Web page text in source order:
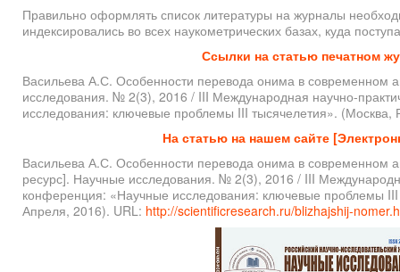
Правильно оформлять список литературы на журналы
индексировались во всех наукометрических базах, куда
Ссылки на статью печатном
Васильева А.С. Особенности перевода онима в современном
исследования. № 2(3), 2016 / III Международная научно-
исследования: ключевые проблемы III тысячелетия».
На статью на нашем сайте
Васильева А.С. Особенности перевода онима в современном
ресурс]. Научные исследования. № 2(3), 2016 / III
конференция: «Научные исследования: ключевые проблемы
Апреля, 2016). URL: http://scientificresearch.ru/blizhajshij-